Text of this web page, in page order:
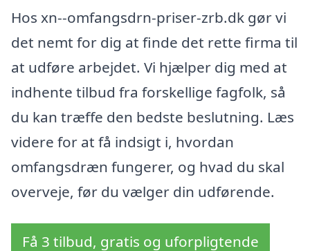
Hos xn--omfangsdrn-priser-zrb.dk gør vi
det nemt for dig at finde det rette firma til
at udføre arbejdet. Vi hjælper dig med at
indhente tilbud fra forskellige fagfolk, så
du kan træffe den bedste beslutning. Læs
videre for at få indsigt i, hvordan
omfangsdræn fungerer, og hvad du skal
overveje, før du vælger din udførende.
Få 3 tilbud, gratis og uforpligtende